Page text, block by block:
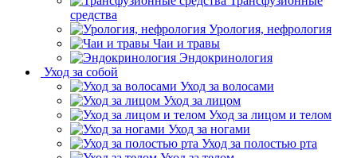
средства
Урология, нефрология
Чаи и травы
Эндокринология
Уход за собой
Уход за волосами
Уход за лицом
Уход за лицом и телом
Уход за ногами
Уход за полостью рта